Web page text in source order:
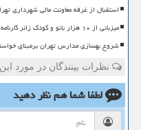
استقبال از غرفه معاونت مالی شهرداری
میزبانی از ۱۰ هزار بانو و کودک زائر کارنامه جامع خدمات قرارگاه زینبیه
شروع بهسازی مدارس تهران برمبنای
نظرات بینندگان در مورد
لطفا شما همنظر دهید